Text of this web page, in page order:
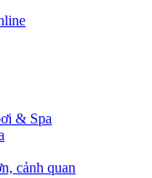
& Spa
cảnh quan